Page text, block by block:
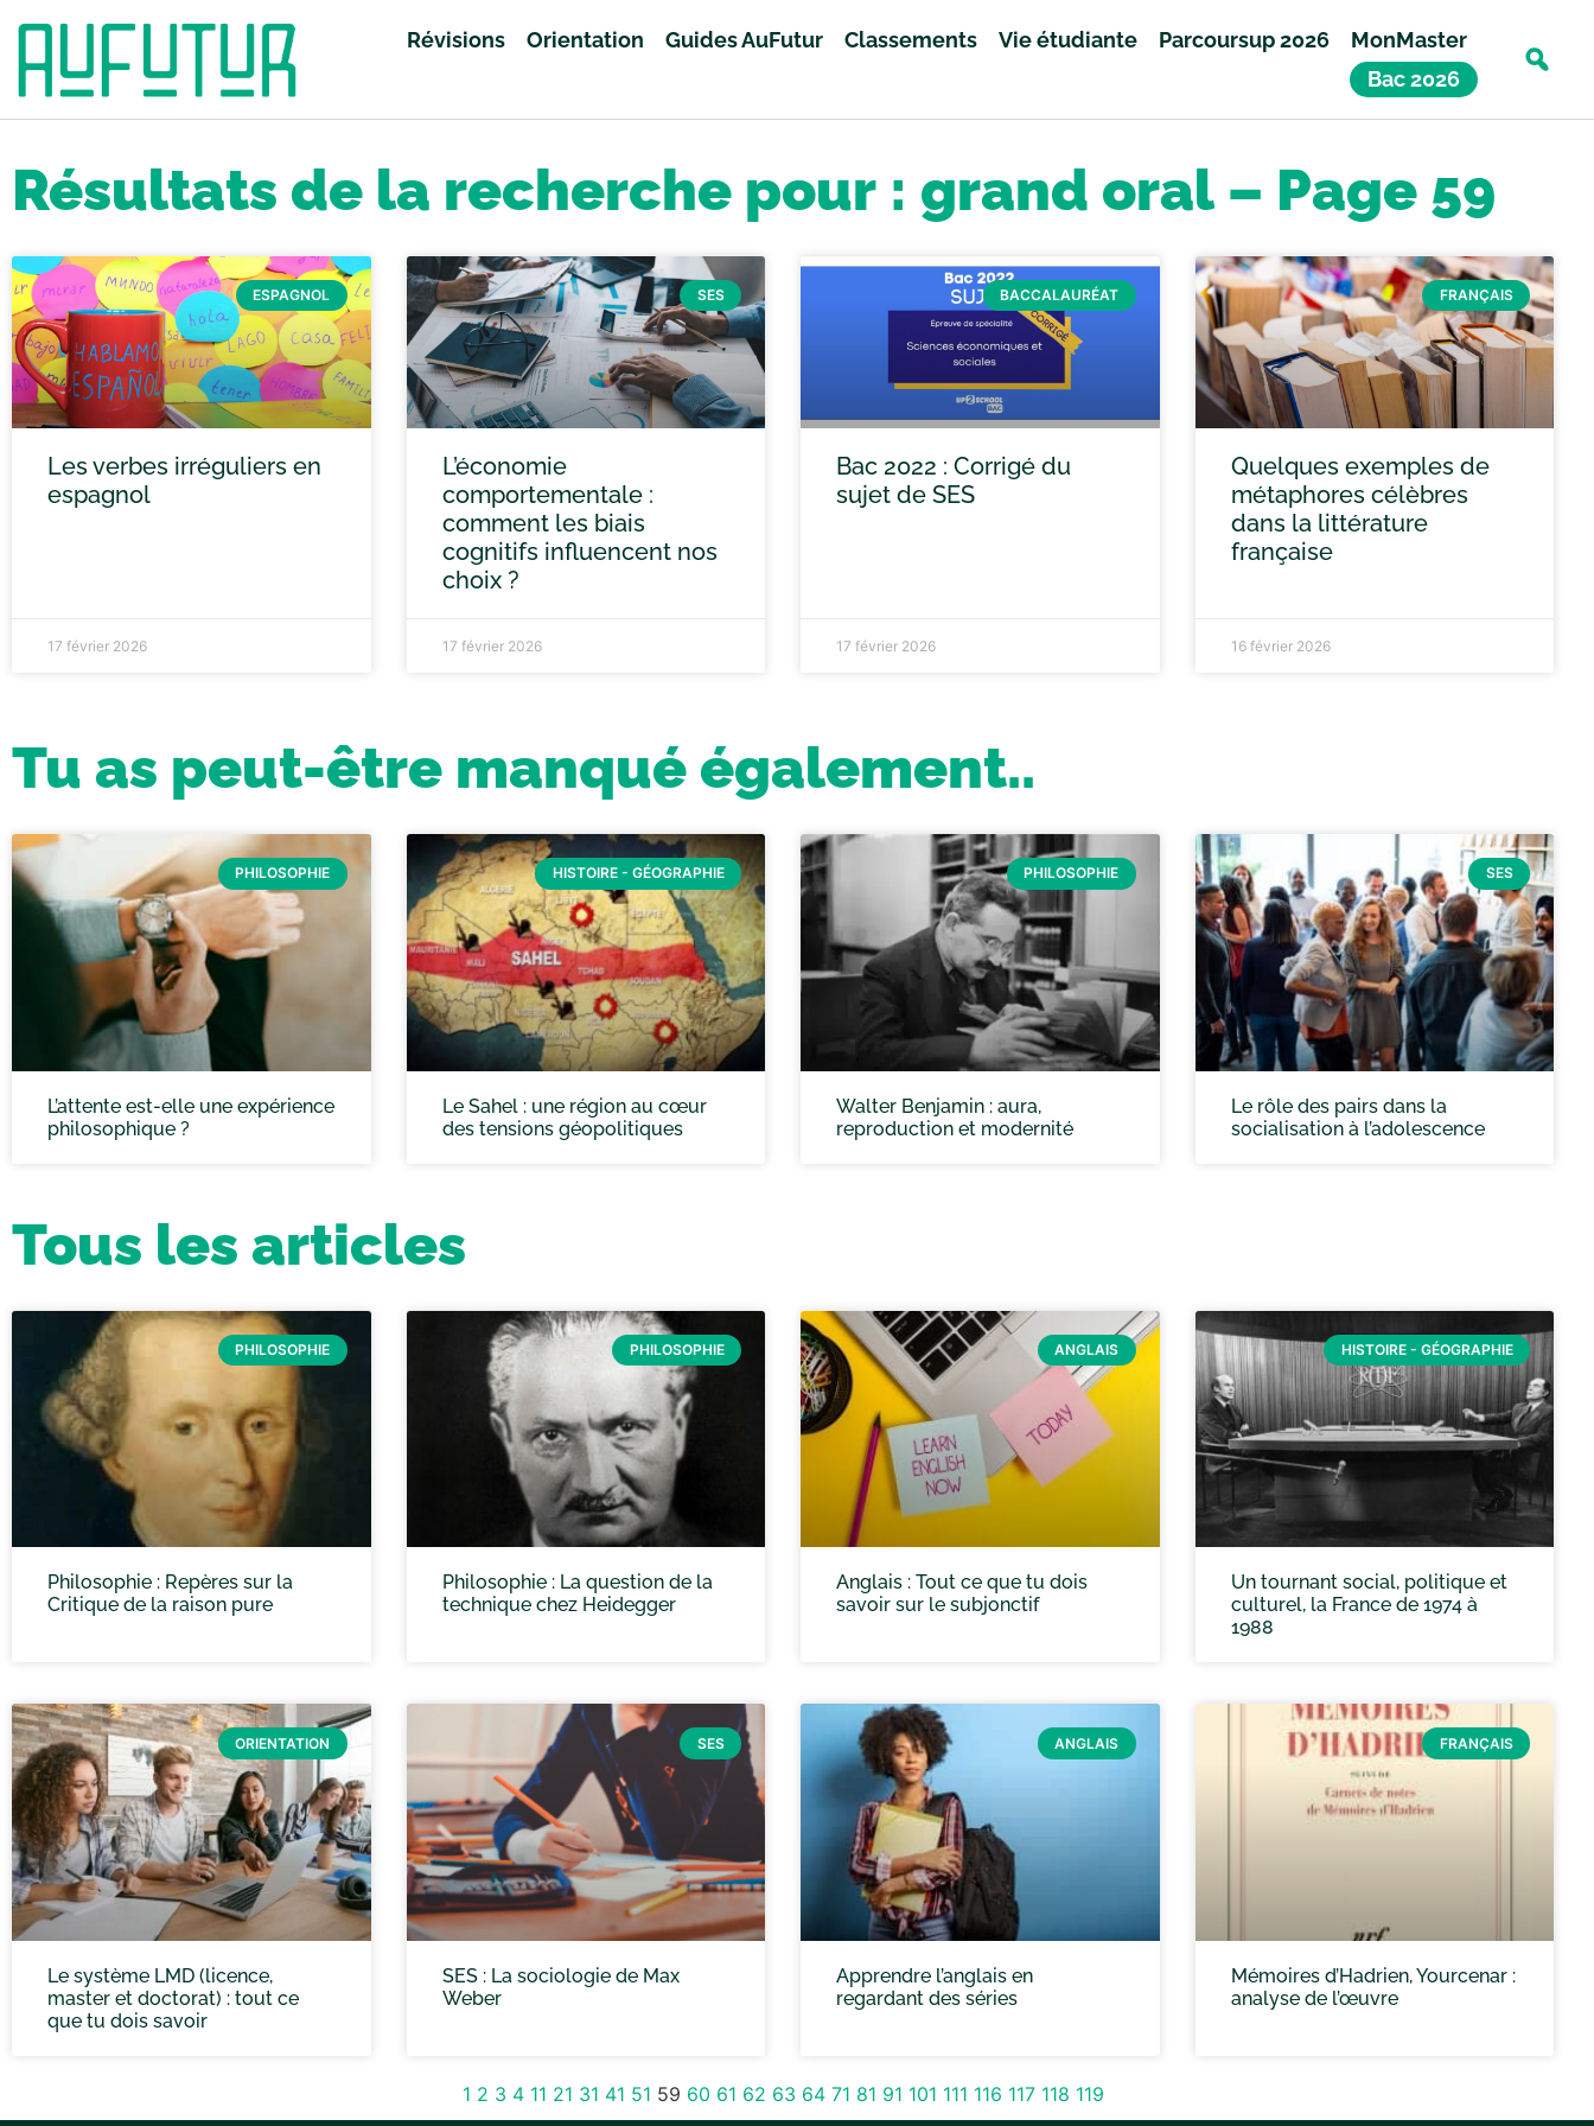
Révisions Orientation Guides AuFutur Classements Vie étudiante Parcoursup 2026
MonMaster
Bac 2026
Résultats de la recherche pour : grand oral – Page 59
ESPAGNOL
Les verbes irréguliers en
espagnol
17 février 2026
SES
L’économie
comportementale :
comment les biais
cognitifs influencent nos
choix ?
17 février 2026
BACCALAURÉAT
Bac 2022 : Corrigé du
sujet de SES
17 février 2026
FRANÇAIS
Quelques exemples de
métaphores célèbres
dans la littérature
française
16 février 2026
Tu as peut-être manqué également..
PHILOSOPHIE
L’attente est-elle une expérience
philosophique ?
HISTOIRE - GÉOGRAPHIE
Le Sahel : une région au cœur
des tensions géopolitiques
PHILOSOPHIE
Walter Benjamin : aura,
reproduction et modernité
SES
Le rôle des pairs dans la
socialisation à l’adolescence
Tous les articles
PHILOSOPHIE
Philosophie : Repères sur la
Critique de la raison pure
PHILOSOPHIE
Philosophie : La question de la
technique chez Heidegger
ANGLAIS
Anglais : Tout ce que tu dois
savoir sur le subjonctif
HISTOIRE - GÉOGRAPHIE
Un tournant social, politique et
culturel, la France de 1974 à
1988
ORIENTATION
Le système LMD (licence,
master et doctorat) : tout ce
que tu dois savoir
SES
SES : La sociologie de Max
Weber
ANGLAIS
Apprendre l’anglais en
regardant des séries
FRANÇAIS
Mémoires d’Hadrien, Yourcenar :
analyse de l’œuvre
1 2 3 4 11 21 31 41 51 59 60 61 62 63 64 71 81 91 101 111 116 117 118 119